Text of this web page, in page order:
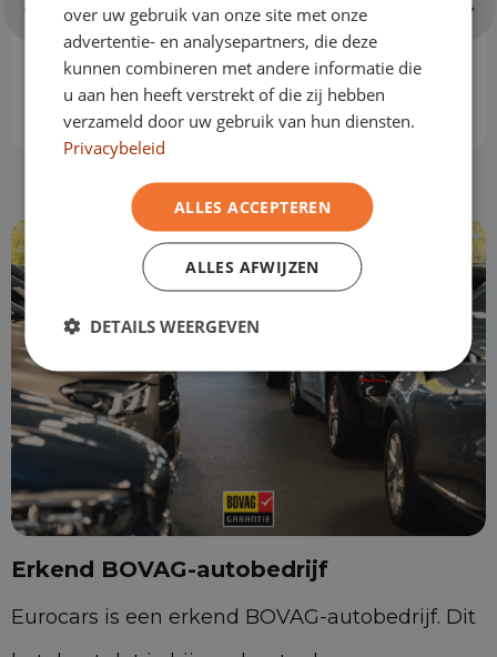
Ayse Altunbas
1 jaar
Erkend BOVAG-autobedrijf
Eurocars is een erkend BOVAG-autobedrijf. Dit
over uw gebruik van onze site met onze
advertentie- en analysepartners, die deze
kunnen combineren met andere informatie die
u aan hen heeft verstrekt of die zij hebben
verzameld door uw gebruik van hun diensten.
Privacybeleid
ALLES ACCEPTEREN
ALLES AFWIJZEN
DETAILS WEERGEVEN